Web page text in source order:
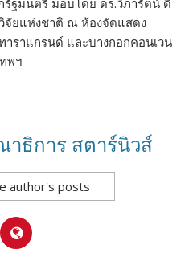
ฐมนตรี มอบโดย ดร.วิภารัตน์ ดี
จัยแห่งชาติ ณ ห้องจัดแสดง
ราแกรนด์ และบางกอกคอนเวน
พฯ
าธิการ สตาร์นิวส์
author's posts